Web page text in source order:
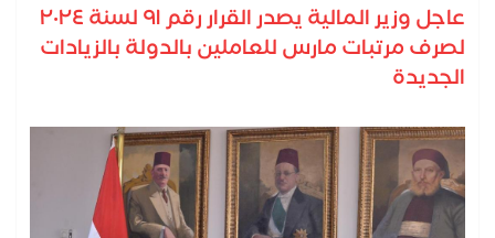
عاجل وزير المالية يصدر القرار رقم ٩١ لسنة ٢٠٢٤
لصرف مرتبات مارس للعاملين بالدولة بالزيادات
الجديدة